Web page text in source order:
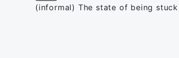
(informal) The state of being stuck